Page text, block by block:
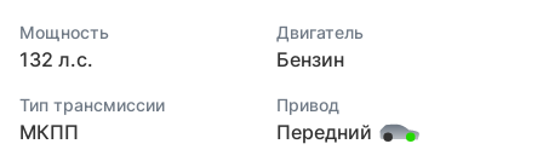
Мощность
132 л.с.
Двигатель
Бензин
Тип трансмиссии
МКПП
Привод
Передний